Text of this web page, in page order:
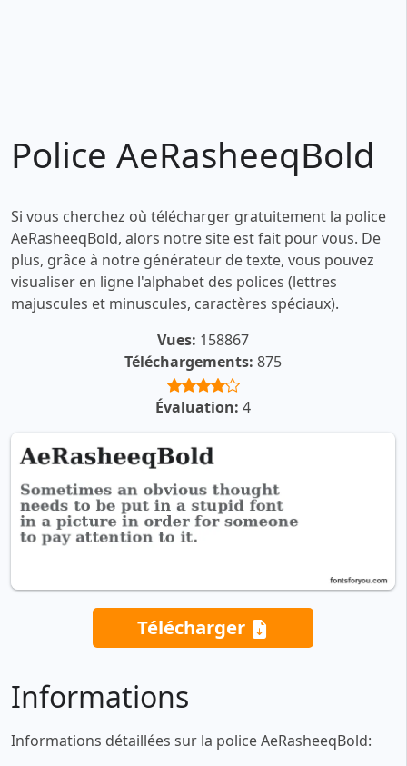
Police AeRasheeqBold
Si vous cherchez où télécharger gratuitement la police
AeRasheeqBold, alors notre site est fait pour vous. De
plus, grâce à notre générateur de texte, vous pouvez
visualiser en ligne l'alphabet des polices (lettres
majuscules et minuscules, caractères spéciaux).
Vues: 158867
Téléchargements: 875
Évaluation: 4
Télécharger
Informations
Informations détaillées sur la police AeRasheeqBold: